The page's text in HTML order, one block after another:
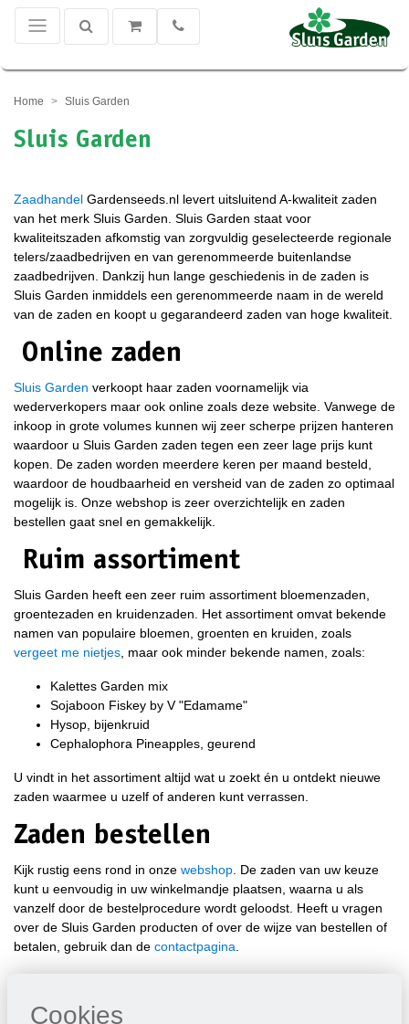
Cookies
Home Sluis Garden
Sluis Garden
Zaadhandel Gardenseeds.nl levert uitsluitend A-kwaliteit zaden
van het merk Sluis Garden. Sluis Garden staat voor
kwaliteitszaden afkomstig van zorgvuldig geselecteerde regionale
telers/zaadbedrijven en van gerenommeerde buitenlandse
zaadbedrijven. Dankzij hun lange geschiedenis in de zaden is
Sluis Garden inmiddels een gerenommeerde naam in de wereld
van de zaden en koopt u gegarandeerd zaden van hoge kwaliteit.
Online zaden
Sluis Garden verkoopt haar zaden voornamelijk via
wederverkopers maar ook online zoals deze website. Vanwege de
inkoop in grote volumes kunnen wij zeer scherpe prijzen hanteren
waardoor u Sluis Garden zaden tegen een zeer lage prijs kunt
kopen. De zaden worden meerdere keren per maand besteld,
waardoor de houdbaarheid en versheid van de zaden zo optimaal
mogelijk is. Onze webshop is zeer overzichtelijk en zaden
bestellen gaat snel en gemakkelijk.
Ruim assortiment
Sluis Garden heeft een zeer ruim assortiment bloemenzaden,
groentezaden en kruidenzaden. Het assortiment omvat bekende
namen van populaire bloemen, groenten en kruiden, zoals
vergeet me nietjes , maar ook minder bekende namen, zoals:
Kalettes Garden mix
Sojaboon Fiskey by V "Edamame"
Hysop, bijenkruid
Cephalophora Pineapples, geurend
U vindt in het assortiment altijd wat u zoekt én u ontdekt nieuwe
zaden waarmee u uzelf of anderen kunt verrassen.
Zaden bestellen
Kijk rustig eens rond in onze webshop . De zaden van uw keuze
kunt u eenvoudig in uw winkelmandje plaatsen, waarna u als
vanzelf door de bestelprocedure wordt geloodst. Heeft u vragen
over de Sluis Garden producten of over de wijze van bestellen of
betalen, gebruik dan de contactpagina